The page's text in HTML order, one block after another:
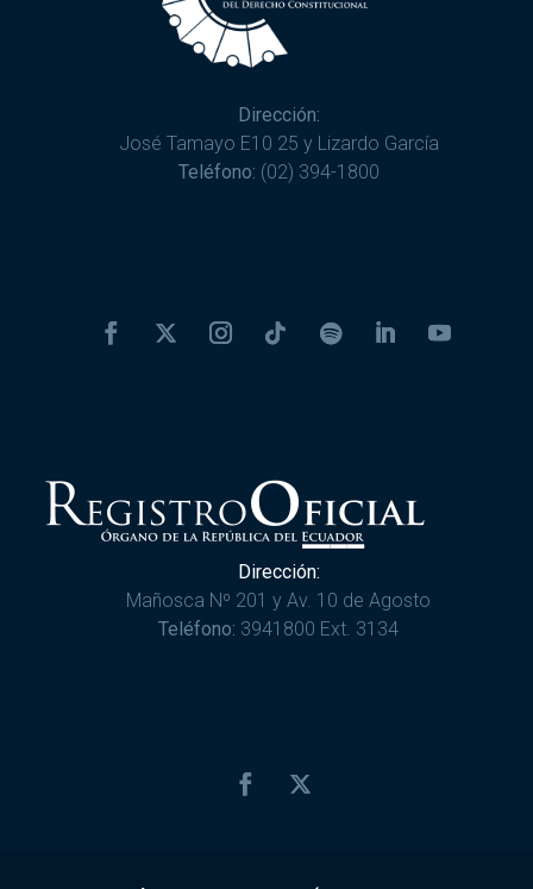
Dirección:
José Tamayo E10 25 y Lizardo García
Teléfono: (02) 394-1800
Dirección:
Mañosca Nº 201 y Av. 10 de Agosto
Teléfono: 3941800 Ext. 3134